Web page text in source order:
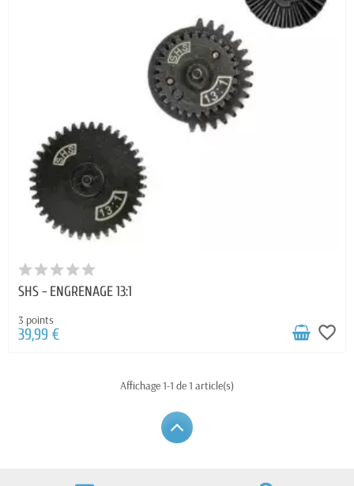
SHS - ENGRENAGE 13:1
3 points
39,99 € favorite_border
Affichage 1-1 de 1 article(s)